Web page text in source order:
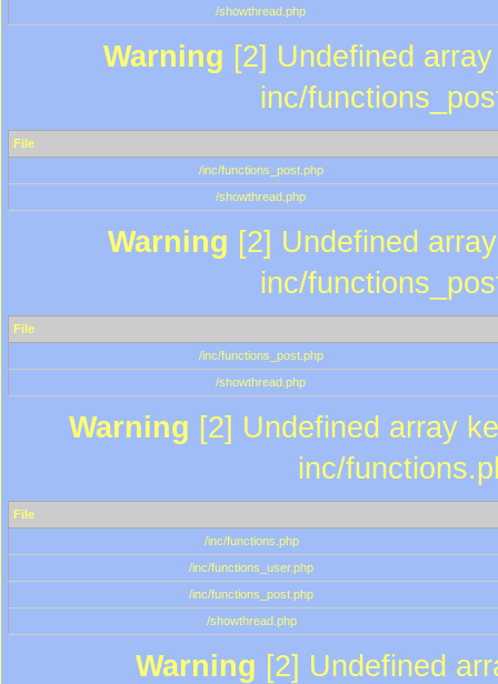
/showthread.php
Warning [2] Undefined
inc/
File
/inc/functions_post.php
/showthread.php
Warning [2] Undefined
inc/
File
/inc/functions_post.php
/showthread.php
Warning [2] Undefined array
inc/
File
/inc/functions.php
/inc/functions_user.php
/inc/functions_post.php
/showthread.php
Warning [2] Undefined